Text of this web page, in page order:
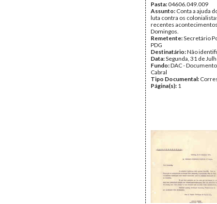
Pasta:04606.049.009
Assunto: Conta a ajuda
luta contra os
recentes
Domingos.
Remetente:Secretário
PDG
Destinatário:Não
Data:Segunda, 31 de
Fundo:DAC -
Cabral
Tipo Documental:
Página(s): 1